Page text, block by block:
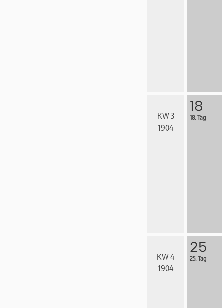
KW 3
1904
18
18. Tag
KW 4
1904
25
25. Tag